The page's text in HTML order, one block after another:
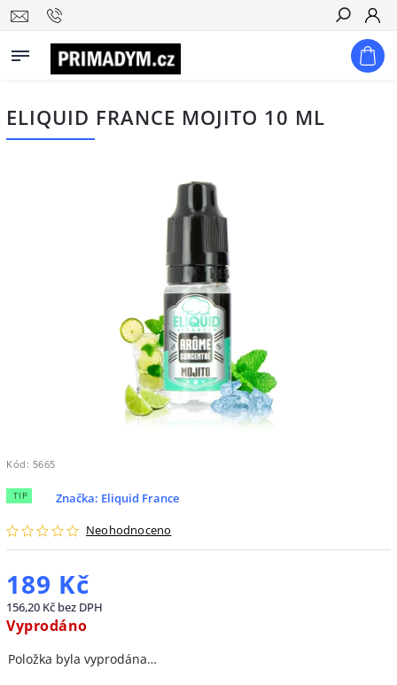
Hledat
ELIQUID FRANCE MOJITO 10 ML
Kód: 5665
TIP
Neohodnoceno
Značka: Eliquid France
189 Kč
156,20 Kč bez DPH
Vyprodáno
Položka byla vyprodána…